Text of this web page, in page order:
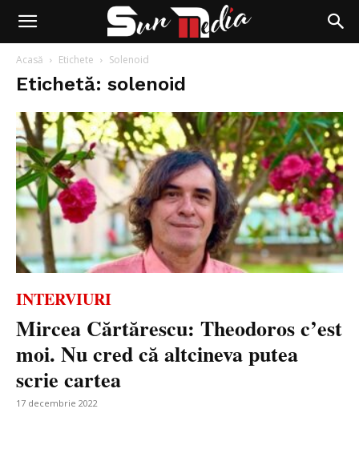
Acasă Etichete Solenoid
Etichetă: solenoid
INTERVIURI
Mircea Cărtărescu: Theodoros c’est
moi. Nu cred că altcineva putea
scrie cartea
17 decembrie 2022